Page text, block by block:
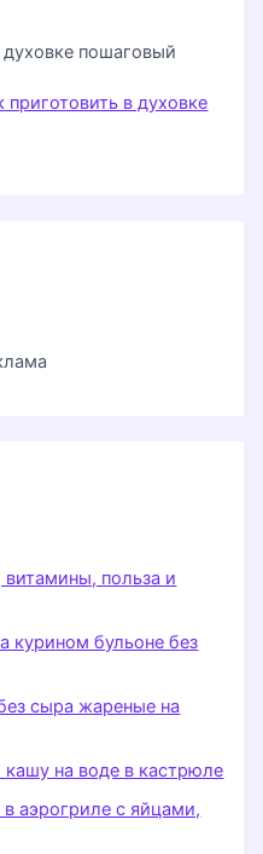
в духовке
польза и
курином бульоне без
сыра жареные на
на воде в кастрюле
аэрогриле с яйцами,